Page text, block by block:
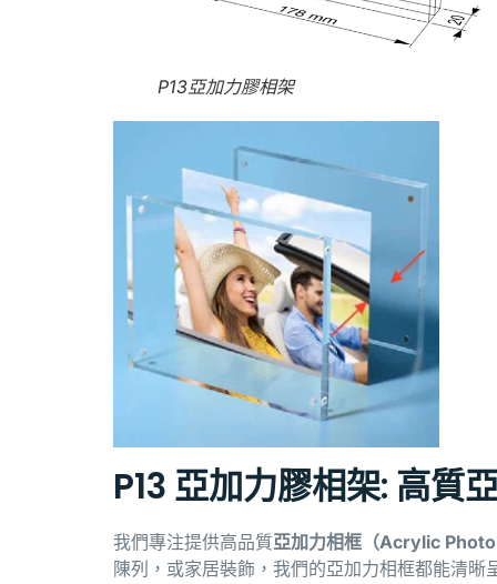
P13亞加力膠相架
P13 亞加力膠相架: 高質
我們專注提供高品質亞加力相框（Acrylic
陳列，或家居裝飾，我們的亞加力相框都能清